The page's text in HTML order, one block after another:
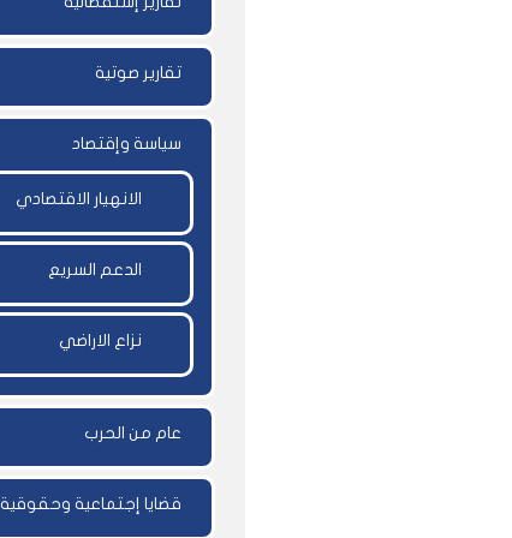
تقارير صوتية
سياسة وإقتصاد
الانهيار الاقتصادي
الدعم السريع
نزاع الاراضي
عام من الحرب
قضايا إجتماعية وحقوقية